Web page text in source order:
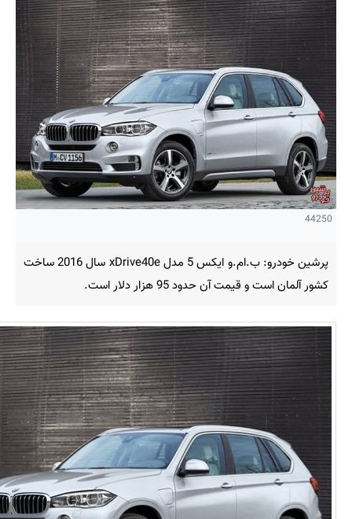
44250
پرشین خودرو: ب.ام.و ایکس 5 مدل xDrive40e سال 2016 ساخت
کشور آلمان است و قیمت آن حدود 95 هزار دلار است.